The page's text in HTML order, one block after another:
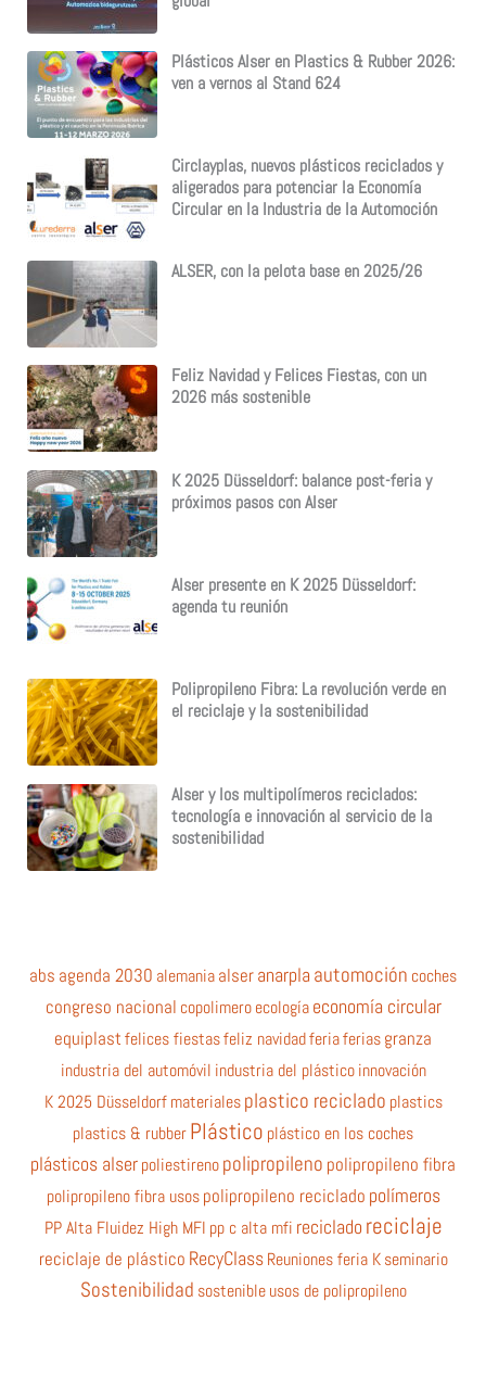
Plásticos Alser en Plastics & Rubber 2026:
ven a vernos al Stand 624
Circlayplas, nuevos plásticos reciclados y
aligerados para potenciar la Economía
Circular en la Industria de la Automoción
ALSER, con la pelota base en 2025/26
Feliz Navidad y Felices Fiestas, con un
2026 más sostenible
K 2025 Düsseldorf: balance post-feria y
próximos pasos con Alser
Alser presente en K 2025 Düsseldorf:
agenda tu reunión
Polipropileno Fibra: La revolución verde en
el reciclaje y la sostenibilidad
Alser y los multipolímeros reciclados:
tecnología e innovación al servicio de la
sostenibilidad
abs agenda 2030 alemaniaalseranarpla automoción coches
congreso nacional copolimero ecología economía circular
equiplastfelices fiestasfeliz navidadferiaferiasgranza
industria del automóvil industria del plástico innovación
K 2025 Düsseldorf materiales plastico reciclado plastics
plastics & rubberPlástico plástico en los coches
plásticos alserpoliestirenopolipropileno polipropileno fibra
polipropileno fibra usos polipropileno reciclado polímeros
PP Alta Fluidez High MFI pp c alta mfi reciclado reciclaje
reciclaje de plástico RecyClass Reuniones feria K seminario
Sostenibilidad sostenible usos de polipropileno